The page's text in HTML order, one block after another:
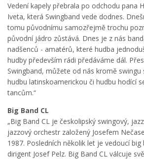
Vedení kapely přebrala po odchodu pana
Iveta, která Swingband vede dodnes.
tomu původnímu samozřejmě trochu
původní jádro zůstává. Dnes je z nás
nadšenců - amatérů, které hudba
hudby především rádi předáváme dál.
Swingband, můžete od nás kromě swingu
hudbu latinskoamerickou či hudbu hodící
tancům.“
Big Band CL
„Big Band CL je českolipský swingový,
jazzový orchestr založený Josefem
1987. Posledních několik let je vedoucí
dirigent Josef Pelz. Big Band CL válcuje